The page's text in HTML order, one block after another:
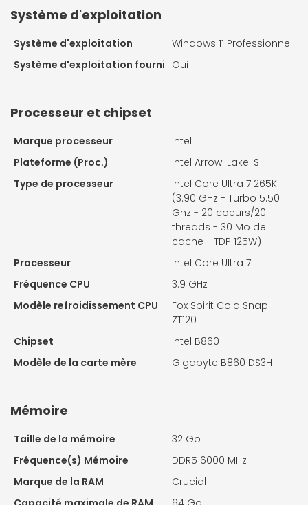
Système d'exploitation
Système d'exploitation
Windows 11 Professionnel
Système d'exploitation fourni Oui
Processeur et chipset
Marque processeur
Intel
Plateforme (Proc.)
Intel Arrow-Lake-S
Type de processeur
Intel Core Ultra 7 265K
(3.90 GHz - Turbo 5.50
Ghz - 20 coeurs/20
threads - 30 Mo de
cache - TDP 125W)
Processeur
Intel Core Ultra 7
Fréquence CPU
3.9 GHz
Modèle refroidissement CPU
Fox Spirit Cold Snap
ZT120
Chipset
Intel B860
Modèle de la carte mère
Gigabyte B860 DS3H
Mémoire
Taille de la mémoire
32 Go
Fréquence(s) Mémoire
DDR5 6000 MHz
Marque de la RAM
Crucial